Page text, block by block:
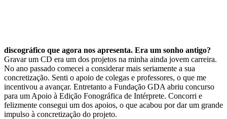
discográfico que agora nos apresenta. Era um sonho antigo?
Gravar um CD era um dos projetos na minha ainda jovem carreira.
No ano passado comecei a considerar mais seriamente a sua
concretização. Senti o apoio de colegas e professores, o que me
incentivou a avançar. Entretanto a Fundação GDA abriu concurso
para um Apoio à Edição Fonográfica de Intérprete. Concorri e
felizmente consegui um dos apoios, o que acabou por dar um grande
impulso à concretização do projeto.